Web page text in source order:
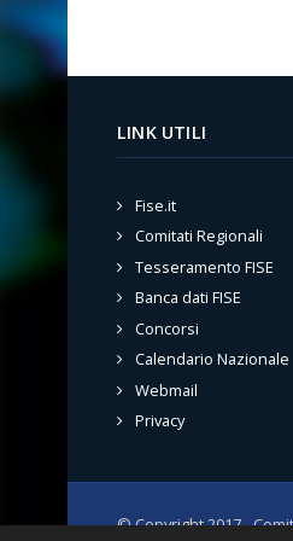
LINK UTILI
Fise.it
Comitati Regionali
Tesseramento FISE
Banca dati FISE
Concorsi
Calendario Nazionale
Webmail
Privacy
© Copyright 2017 -